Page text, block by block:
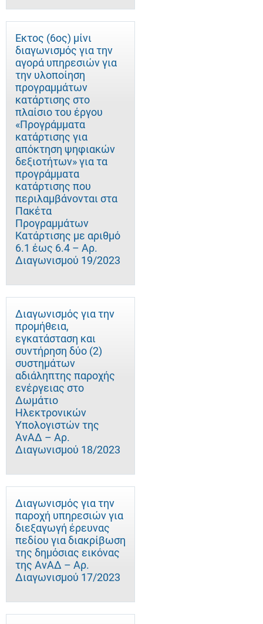
Έκτος (6ος) μίνι
διαγωνισμός για την
αγορά υπηρεσιών για
την υλοποίηση
προγραμμάτων
κατάρτισης στο
πλαίσιο του έργου
«Προγράμματα
κατάρτισης για
απόκτηση ψηφιακών
δεξιοτήτων» για τα
προγράμματα
κατάρτισης που
περιλαμβάνονται στα
Πακέτα
Προγραμμάτων
Κατάρτισης με αριθμό
6.1 έως 6.4 – Αρ.
Διαγωνισμού 19/2023
Διαγωνισμός για την
προμήθεια,
εγκατάσταση και
συντήρηση δύο (2)
συστημάτων
αδιάληπτης παροχής
ενέργειας στο
Δωμάτιο
Ηλεκτρονικών
Υπολογιστών της
ΑνΑΔ – Αρ.
Διαγωνισμού 18/2023
Διαγωνισμός για την
παροχή υπηρεσιών για
διεξαγωγή έρευνας
πεδίου για διακρίβωση
της δημόσιας εικόνας
της ΑνΑΔ – Αρ.
Διαγωνισμού 17/2023